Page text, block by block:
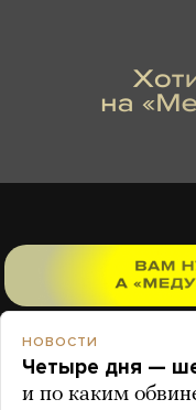
НОВОСТИ
Четыре дня —
и по каким